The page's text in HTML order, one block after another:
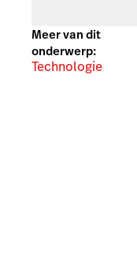
Meer van dit
onderwerp:
Technologie